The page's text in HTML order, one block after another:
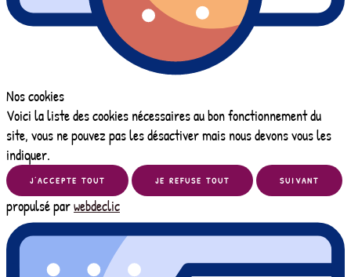
Nos cookies
Voici la liste des cookies nécessaires au bon fonctionnement du
site, vous ne pouvez pas les désactiver mais nous devons vous les
indiquer.
J’ACCEPTE TOUT JE REFUSE TOUT SUIVANT
propulsé parwebdeclic